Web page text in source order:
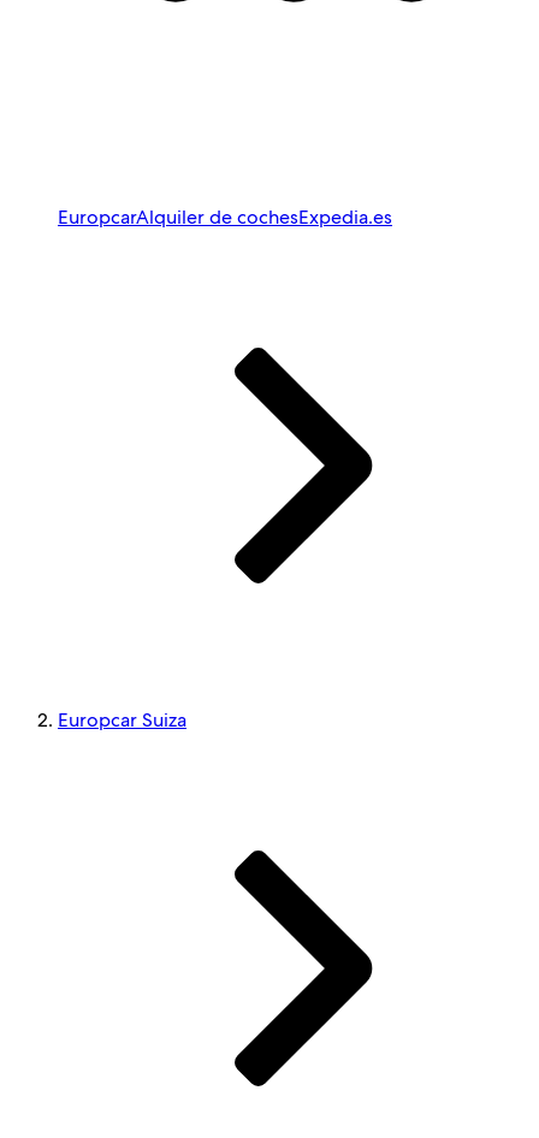
EuropcarAlquiler de cochesExpedia.es
Europcar Suiza